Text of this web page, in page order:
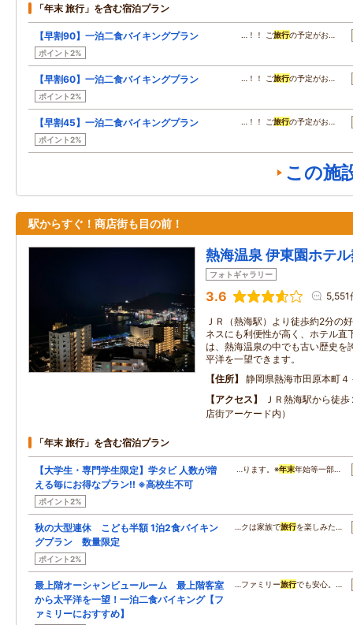
「年末 旅行」を含む宿泊プラン
【早割90】一泊二食バイキングプラン
ポイント2%
…！！ ご旅行の予定がお…
【早割60】一泊二食バイキングプラン
ポイント2%
…！！ ご旅行の予定がお…
【早割45】一泊二食バイキングプラン
ポイント2%
…！！ ご旅行の予定がお…
この施
駅からすぐ！商店街も目の前！
熱海温泉 伊東園ホテ
フォトギャラリー
3.6 5,551
ＪＲ（熱海駅）より徒歩約2分の
ネスにも利便性が高く、ホテル直
は、熱海温泉の中でも古い歴史を
平洋を一望できます。
住所
静岡県熱海市田原本町４
アクセス
ＪＲ熱海駅から徒
店街アーケード内）
「年末 旅行」を含む宿泊プラン
【大学生・専門学生限定】学タビ 人数が増
える毎にお得なプラン!! ※高校生不可
ポイント2%
…ります。※年末年始等一部…
秋の大型連休 こども半額 1泊2食バイキン
グプラン 数量限定
ポイント2%
…クは家族で旅行を楽しみた…
最上階オーシャンビュールーム 最上階客室
から太平洋を一望！一泊二食バイキング【フ
ァミリーにおすすめ】
…ファミリー旅行でも安心。…